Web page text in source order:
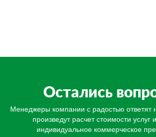
Остались
Менеджеры компании с радостью ответят
произведут расчет стоимости услуг
индивидуальное коммерческое